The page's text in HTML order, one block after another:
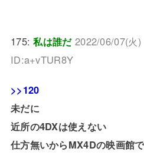
175:私は誰だ 2022/06/07(火
ID:a+vTUR8Y
>>120
未だに
近所の4DXは使えない
仕方無いからMX4Dの映画館